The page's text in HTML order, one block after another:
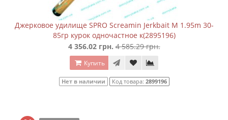
Джерковое удилище SPRO Screamin Jerkbait M 1.95m 30-
85гр курок одночастное к(2895196)
4 356.02 грн. 4 585.29 грн.
Купить
Нет в наличии Код товара: 2899196